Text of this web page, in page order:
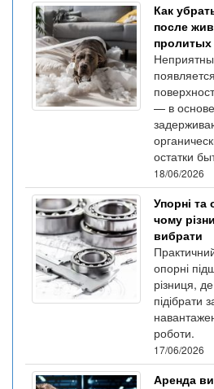
Как
после
пролитых
— в
остатки
18/06/2026
Упорні та
чому
вибрати
опорні
різниця,
підібрати
роботи.
17/06/2026
Аренда